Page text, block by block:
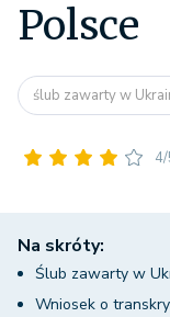
Polsce
ślub zawarty w
Na skróty:
Ślub zawarty w
Wniosek o